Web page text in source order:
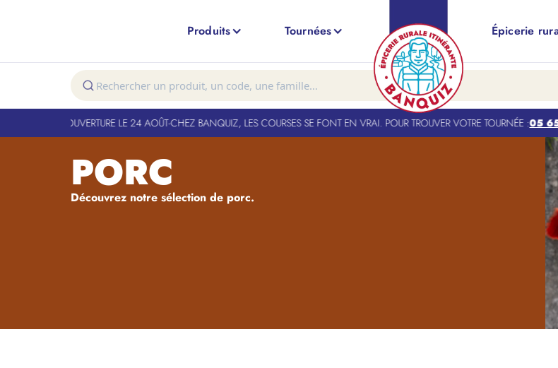
Produits Tournées Épicerie
FERMÉ. RÉOUVERTURE LE 24 AOÛT-CHEZ BANQUIZ, LES COURSES SE FONT EN VRAI. POUR TROUVER VOTRE TOURNÉE :05 65
PORC
Découvrez notre sélection de porc.